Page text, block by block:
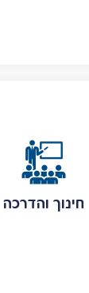
חינוך והדרכה